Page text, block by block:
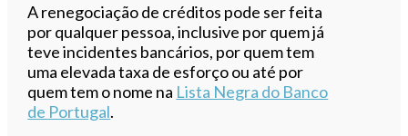
A renegociação de créditos pode ser feita
por qualquer pessoa, inclusive por quem já
teve incidentes bancários, por quem tem
uma elevada taxa de esforço ou até por
quem tem o nome na Lista Negra do Banco
de Portugal.